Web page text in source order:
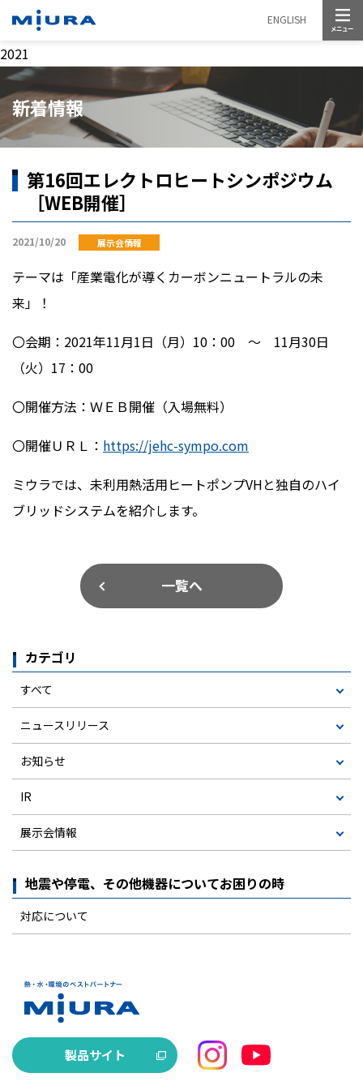
ENGLISH
2021
新着情報
第16回エレクトロヒートシンポジウム
［WEB開催］
2021/10/20 展示会情報
テーマは「産業電化が導くカーボンニュートラルの未
来」！
〇会期： 2021年11月1日（月） 10 ： 00 ～ 11月30日
（火） 17 ： 00
〇開催方法：ＷＥＢ開催（入場無料）
〇開催ＵＲＬ： https://jehc-sympo.com
ミウラでは、未利用熱活用ヒートポンプVHと独自のハイ
ブリッドシステムを紹介します。
一覧へ
カテゴリ
すべて
ニュースリリース
お知らせ
IR
展示会情報
地震や停電、その他機器についてお困りの時
対応について
製品サイト